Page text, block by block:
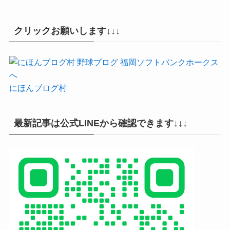
クリックお願いします↓↓↓
にほんブログ村
最新記事は公式LINEから確認できます↓↓↓